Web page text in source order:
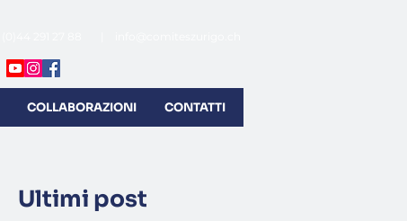
COLLABORAZIONI CONTATTI
Ultimi post